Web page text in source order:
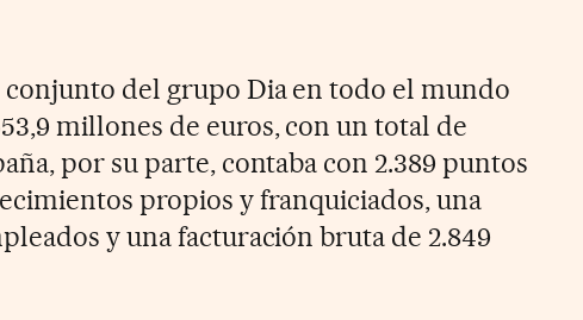
conjunto del grupo Dia en todo el mundo
millones de euros, con un total de
por su parte, contaba con 2.389 puntos
propios y franquiciados, una
y una facturación bruta de 2.849